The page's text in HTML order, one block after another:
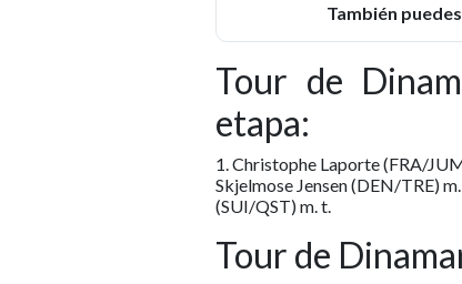
También
Tour de
etapa:
1. Christophe Laporte (FRA/
Skjelmose Jensen (DEN/TRE)
(SUI/QST) m. t.
Tour de